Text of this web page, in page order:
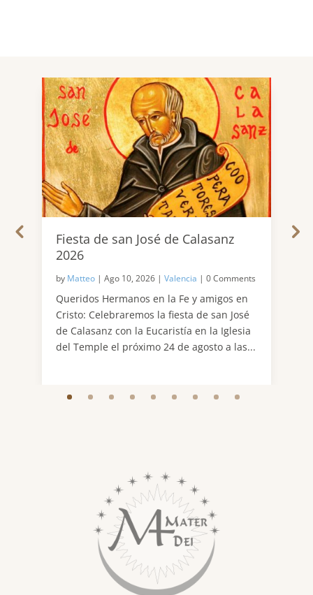
Fiesta de san José de Calasanz
2026
by Matteo | Ago 10, 2026 | Valencia | 0 Comments
Queridos Hermanos en la Fe y amigos en
Cristo: Celebraremos la fiesta de san José
de Calasanz con la Eucaristía en la Iglesia
del Temple el próximo 24 de agosto a las...